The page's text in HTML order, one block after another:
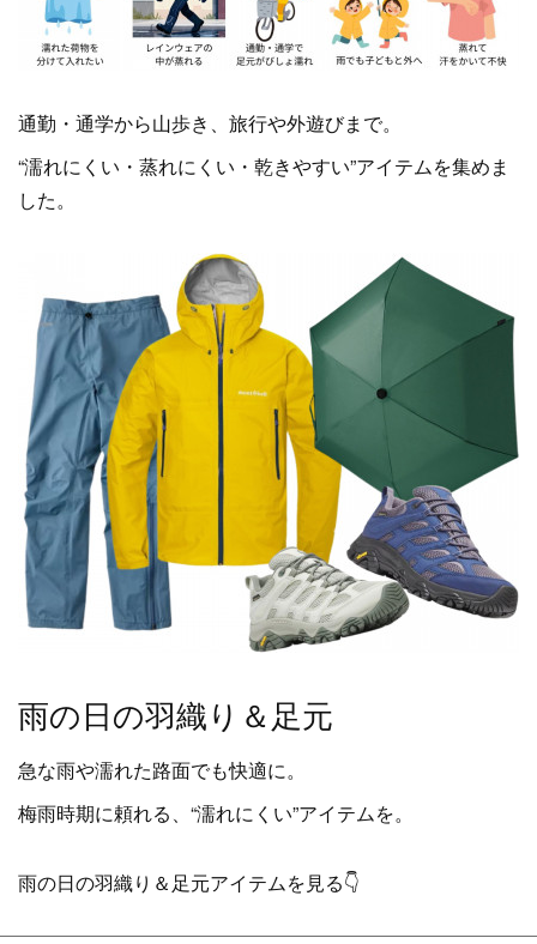
通勤・通学から山歩き、旅行や外遊びまで。
“濡れにくい・蒸れにくい・乾きやすい”アイテムを集めま
した。
雨の日の羽織り＆足元
急な雨や濡れた路面でも快適に。
梅雨時期に頼れる、“濡れにくい”アイテムを。
雨の日の羽織り＆足元アイテムを見る👇